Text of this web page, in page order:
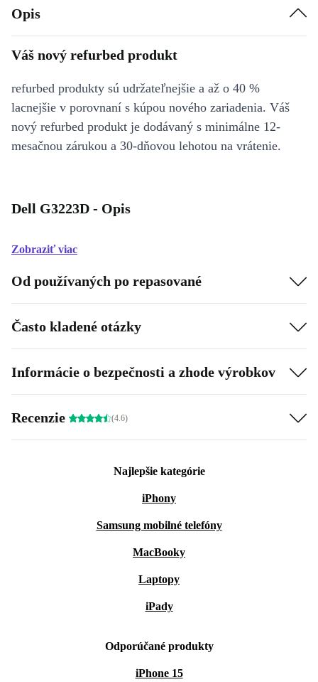
Opis
Váš nový refurbed produkt
refurbed produkty sú udržateľnejšie a až o 40 %
lacnejšie v porovnaní s kúpou nového zariadenia. Váš
nový refurbed produkt je dodávaný s minimálne 12-
mesačnou zárukou a 30-dňovou lehotou na vrátenie.
Dell G3223D - Opis
Zobraziť viac
Od používaných po repasované
Často kladené otázky
Informácie o bezpečnosti a zhode výrobkov
Recenzie (4.6)
Najlepšie kategórie
iPhony
Samsung mobilné telefóny
MacBooky
Laptopy
iPady
Odporúčané produkty
iPhone 15